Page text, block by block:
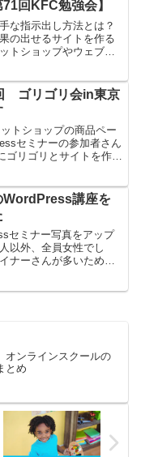
回KFC勉強会】
な指示出し方法とは？
の出せるサイトを作る
トショップやウェブサ
サイトを制作するため
ことを紹...
ゴリゴリ会in東京
トショップの商品ペー
セミナーの参加者さん
ゴリゴリとサイトを作っ
WordPress講座を
セミナー写真をアップ
以外、全員女性でし
ナーさんが多いため女
オンラインスクールの
とめ